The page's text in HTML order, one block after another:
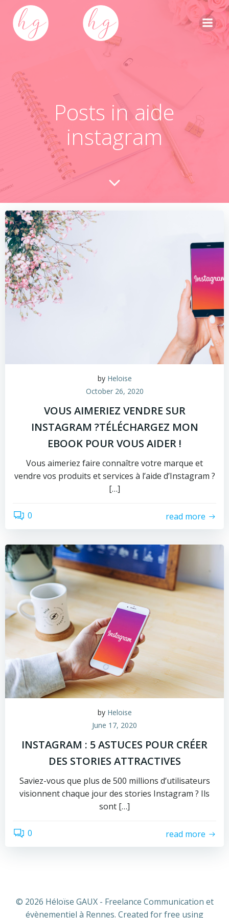
to
content
Posts in aide
instagram
by Heloise
October 26, 2020
VOUS AIMERIEZ VENDRE SUR
INSTAGRAM ?TÉLÉCHARGEZ MON
EBOOK POUR VOUS AIDER !
Vous aimeriez faire connaître votre marque et
vendre vos produits et services à l’aide d’Instagram ?
[…]
0 read more
by Heloise
June 17, 2020
INSTAGRAM : 5 ASTUCES POUR CRÉER
DES STORIES ATTRACTIVES
Saviez-vous que plus de 500 millions d’utilisateurs
visionnent chaque jour des stories Instagram ? Ils
sont […]
0 read more
© 2026 Héloïse GAUX - Freelance Communication et
évènementiel à Rennes. Created for free using